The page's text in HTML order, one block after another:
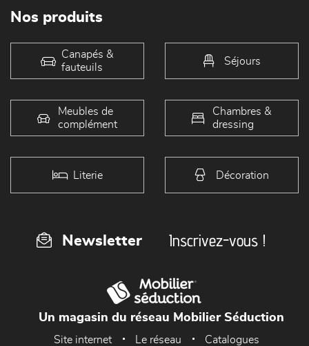
Nos produits
Canapés &
fauteuils
Séjours
Meubles de
complément
Chambres &
dressing
Literie Décoration
Newsletter Inscrivez-vous !
Un magasin du réseau Mobilier Séduction
Site internet Le réseau Catalogues